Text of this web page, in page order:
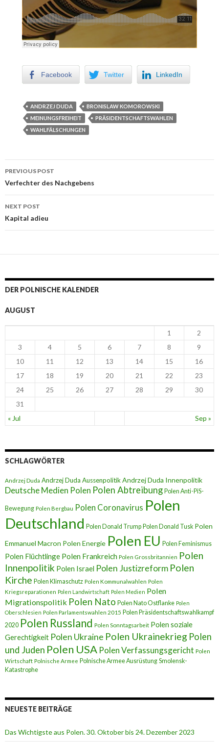
Facebook Twitter LinkedIn
ANDRZEJ DUDA
BRONISLAW KOMOROWSKI
MEINUNGSFREIHEIT
PRÄSIDENTSCHAFTSWAHLEN
WAHLFÄLSCHUNGEN
Post navigation
PREVIOUS POST
Verfechter des Nachgebens
NEXT POST
Kapital adieu
DER POLNISCHE KALENDER
AUGUST
« Jul Sep »
1
2
3
4 5 6 7 8
9
10
11 12 13 14 15
16
17
18 19 20 21 22
23
24
25 26 27 28 29
30
31
SCHLAGWÖRTER
Andrzej Duda Andrzej Duda AussenpolitikAndrzej Duda Innenpolitik
Deutsche Medien Polen Polen Abtreibung Polen Anti-PiS-
Bewegung Polen Bergbau Polen Coronavirus Polen
Deutschland Polen Donald Trump Polen Donald Tusk Polen
Emmanuel Macron Polen Energie Polen EU Polen Feminismus
Polen Flüchtlinge Polen Frankreich Polen Grossbritannien Polen
Innenpolitik Polen Israel Polen Justizreform Polen
Kirche Polen Klimaschutz Polen Kommunalwahlen Polen
Kriegsreparationen Polen Landwirtschaft Polen Medien Polen
Migrationspolitik Polen Nato Polen Nato Ostflanke Polen
Oberschlesien Polen Parlamentswahlen 2015 Polen Präsidentschaftswahlkampf
2020 Polen Russland Polen Sonntagsarbeit Polen soziale
Gerechtigkeit Polen Ukraine Polen Ukrainekrieg Polen
und Juden Polen USA Polen Verfassungsgericht Polen
Wirtschaft Polnische Armee Polnische Armee Ausrüstung Smolensk-
Katastrophe
NEUESTE BEITRÄGE
Das Wichtigste aus Polen. 30. Oktober bis 24. Dezember 2023